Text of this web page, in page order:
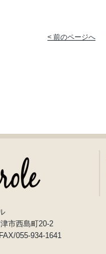
< 前のページへ
市西島町20-2
055-934-1641